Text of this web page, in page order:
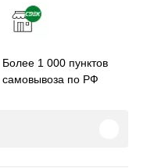
Более 1 000 пунктов
самовывоза по РФ